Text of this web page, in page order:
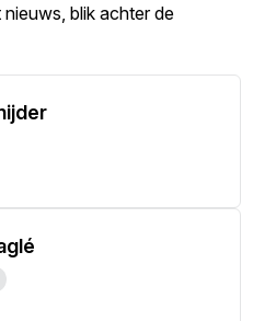
blik achter de